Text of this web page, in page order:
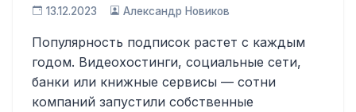
13.12.2023 Александр Новиков
Популярность подписок растет с каждым
годом. Видеохостинги, социальные сети,
банки или книжные сервисы — сотни
компаний запустили собственные